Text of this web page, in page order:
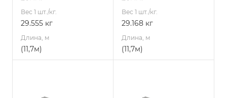
Вес 1 шт./кг.
29.555 кг
Длина, м
(11,7м)
Вес 1 шт./кг.
29.168 кг
Длина, м
(11,7м)